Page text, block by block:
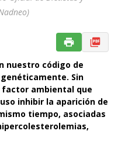
nuestro código de
Sin
ambiental que
inhibir la aparición de
tiempo, asociadas